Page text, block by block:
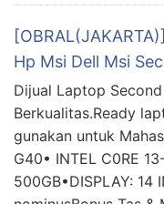
Hp Msi Dell Msi
Dijual Laptop
Berkualitas.Ready
gunakan untuk
G40• INTEL C0RE
500GB•DISPLAY: 14